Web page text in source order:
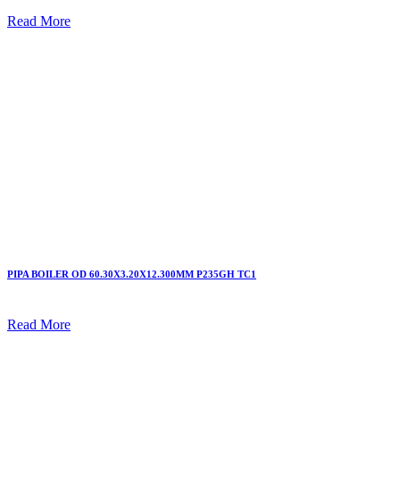
Read More
PIPA BOILER OD 60.30X3.20X12.300MM P235GH TC1
Read More